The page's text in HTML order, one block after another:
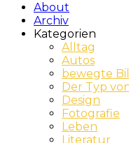
About
Archiv
Kategorien
Alltag
Autos
bewegte
Der Typ
Design
Fotografie
Leben
Literatur